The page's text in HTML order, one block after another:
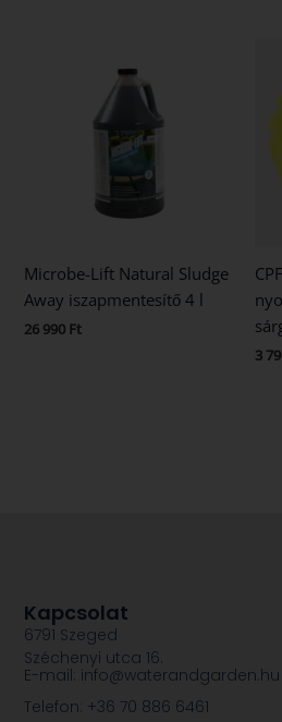
Microbe-Lift Natural Sludge
Away iszapmentesítő 4 l
26 990 Ft
3
Kapcsolat
6791 Szeged
Széchenyi utca 16.
E-mail: info@waterandgarden.hu
Telefon: +36 70 886 6461